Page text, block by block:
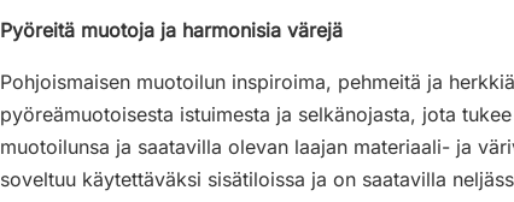
Pyöreitä muotoja ja harmonisia värejä
Pohjoismaisen muotoilun inspiroima, pehmeitä ja
pyöreämuotoisesta istuimesta ja selkänojasta, jota
muotoilunsa ja saatavilla olevan laajan materiaali- ja
soveltuu käytettäväksi sisätiloissa ja on saatavilla